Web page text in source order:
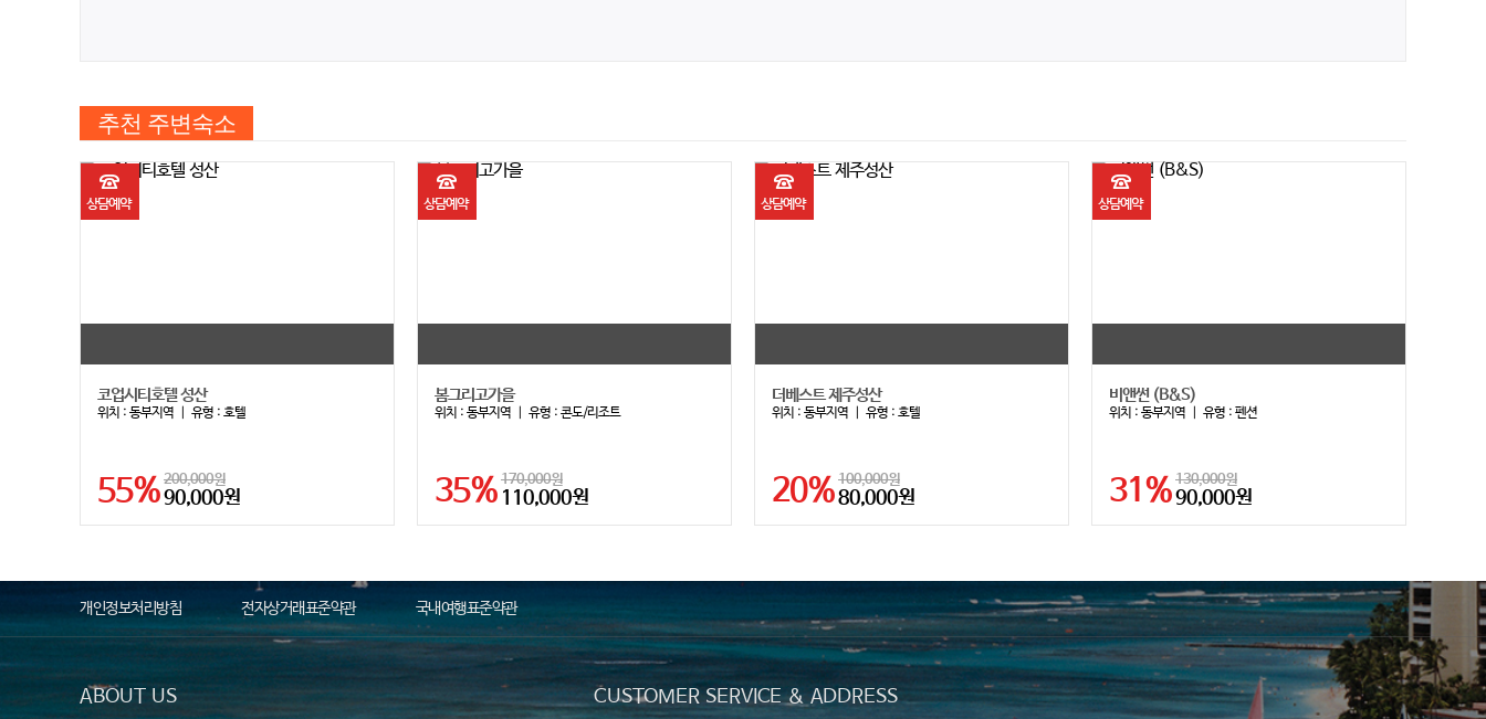
추천 주변숙소
코업시티호텔 성산
위치 : 동부지역 ｜ 유형 : 호텔
55% 200,000원
90,000원
봄그리고가을
위치 : 동부지역 ｜ 유형 : 콘도/리조트
35% 170,000원
110,000원
더베스트 제주성산
위치 : 동부지역 ｜ 유형 : 호텔
20% 100,000원
80,000원
비앤썬 (B&S)
위치 : 동부지역 ｜ 유형 : 펜션
31% 130,000원
90,000원
개인정보처리방침 전자상거래표준약관 국내여행표준약관
ABOUT US CUSTOMER SERVICE & ADDRESS